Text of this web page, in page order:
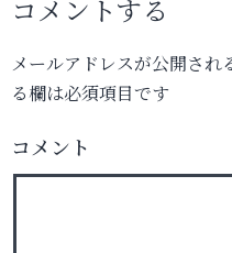
コメントする
メールアドレスが公開され
る欄は必須項目です
コメント